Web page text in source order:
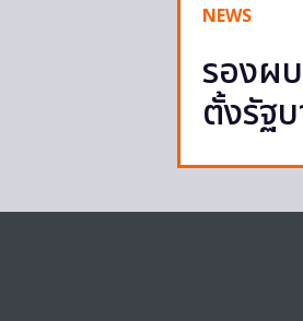
NEWS
รองผ
ตั้งรัฐ